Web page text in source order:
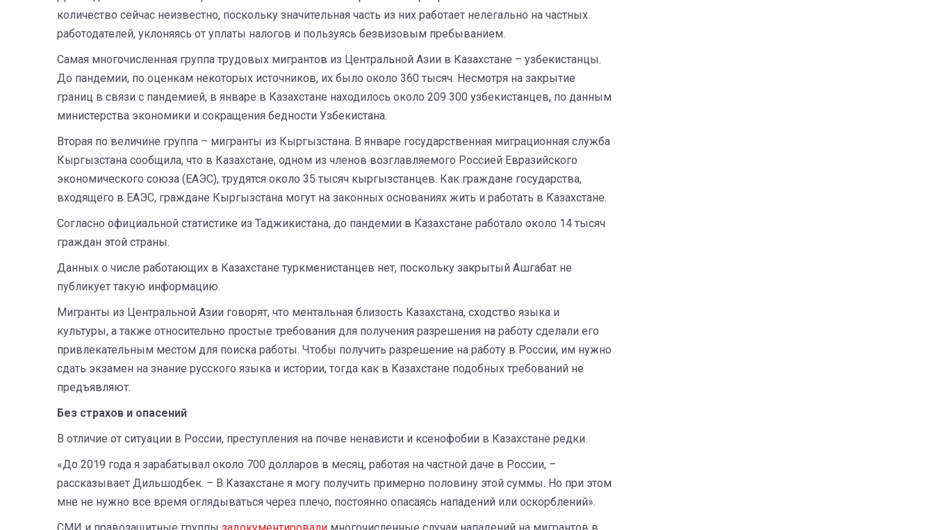
количество сейчас неизвестно, поскольку значительная часть из них работает нелегально на частных
работодателей, уклоняясь от уплаты налогов и пользуясь безвизовым пребыванием.
Самая многочисленная группа трудовых мигрантов из Центральной Азии в Казахстане – узбекистанцы.
До пандемии, по оценкам некоторых источников, их было около 360 тысяч. Несмотря на закрытие
границ в связи с пандемией, в январе в Казахстане находилось около 209 300 узбекистанцев, по данным
министерства экономики и сокращения бедности Узбекистана.
Вторая по величине группа – мигранты из Кыргызстана. В январе государственная миграционная служба
Кыргызстана сообщила, что в Казахстане, одном из членов возглавляемого Россией Евразийского
экономического союза (ЕАЭС), трудятся около 35 тысяч кыргызстанцев. Как граждане государства,
входящего в ЕАЭС, граждане Кыргызстана могут на законных основаниях жить и работать в Казахстане.
Согласно официальной статистике из Таджикистана, до пандемии в Казахстане работало около 14 тысяч
граждан этой страны.
Данных о числе работающих в Казахстане туркменистанцев нет, поскольку закрытый Ашгабат не
публикует такую информацию.
Мигранты из Центральной Азии говорят, что ментальная близость Казахстана, сходство языка и
культуры, а также относительно простые требования для получения разрешения на работу сделали его
привлекательным местом для поиска работы. Чтобы получить разрешение на работу в России, им нужно
сдать экзамен на знание русского языка и истории, тогда как в Казахстане подобных требований не
предъявляют.
Без страхов и опасений
В отличие от ситуации в России, преступления на почве ненависти и ксенофобии в Казахстане редки.
«До 2019 года я зарабатывал около 700 долларов в месяц, работая на частной даче в России, –
рассказывает Дильшодбек. – В Казахстане я могу получить примерно половину этой суммы. Но при этом
мне не нужно все время оглядываться через плечо, постоянно опасаясь нападений или оскорблений».